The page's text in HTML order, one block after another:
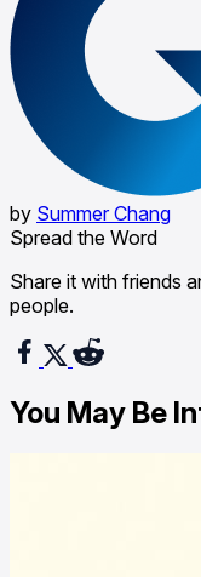
by Summer Chang
Spread the Word
Share it with friends
people.
You May Be